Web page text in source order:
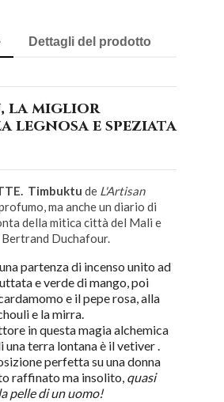
Dettagli del prodotto
la miglior
legnosa e speziata
Timbuktu de L'Artisan
ma anche un diario di
della mitica città del Mali e
Duchafour.
partenza di incenso unito ad
e verde di mango, poi
e il pepe rosa, alla
e la mirra.
in questa magia alchemica
una terra lontana è il vetiver .
perfetta su una donna
raffinato ma insolito, quasi
pelle di un uomo!